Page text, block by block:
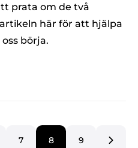
prata om de två
här för att hjälpa
börja.
7 8 9